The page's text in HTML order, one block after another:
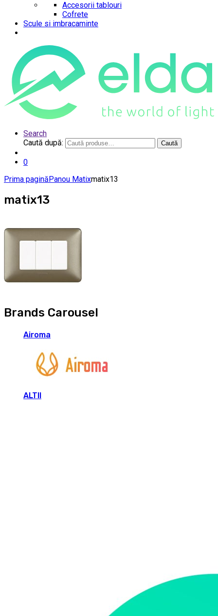
Accesorii tablouri
Cofrete
Scule si imbracaminte
Search
Caută după:
Caută
0
Prima paginăPanou Matixmatix13
matix13
Brands Carousel
Airoma
ALTII